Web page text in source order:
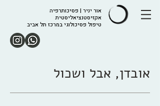
אור יניר | פסיכותרפיה
אקזיסטנציאליסטית
טיפול פסיכולוגי במרכז תל אביב
אובדן, אבל ושכול